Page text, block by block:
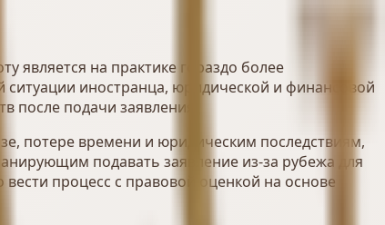
является на практике гораздо более
иностранца, юридической и финансовой
после подачи заявления.
потере времени и юридическим последствиям,
подавать заявление из-за рубежа для
процесс с правовой оценкой на основе